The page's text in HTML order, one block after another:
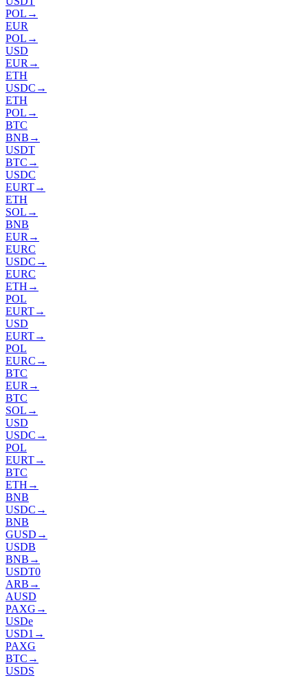
POL →
EUR
POL →
USD
EUR →
ETH
USDC →
ETH
POL →
BTC
BNB →
USDT
BTC →
USDC
EURT→
ETH
SOL →
BNB
EUR →
EURC
USDC →
EURC
ETH →
POL
EURT→
USD
EURT→
POL
EURC →
BTC
EUR →
BTC
SOL →
USD
USDC →
POL
EURT→
BTC
ETH →
BNB
USDC →
BNB
GUSD →
USDB
BNB →
USDT0
ARB →
AUSD
PAXG →
USDe
USD1 →
PAXG
BTC →
USDS